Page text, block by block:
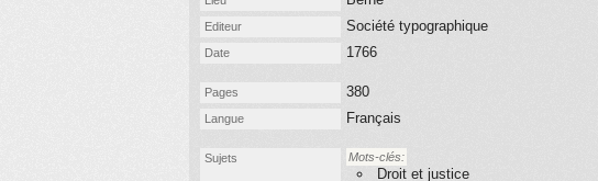
Editeur Société typographique
Date 1766
Pages 380
Langue Français
Sujets Mots-clés:
Droit et justice